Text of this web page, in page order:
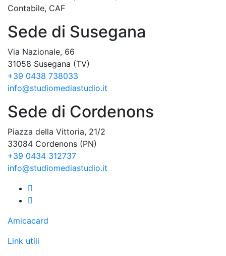
Contabile, CAF
Sede di Susegana
Via Nazionale, 66
31058 Susegana (TV)
+39 0438 738033
info@studiomediastudio.it
Sede di Cordenons
Piazza della Vittoria, 21/2
33084 Cordenons (PN)
+39 0434 312737
info@studiomediastudio.it
Amicacard
Link utili